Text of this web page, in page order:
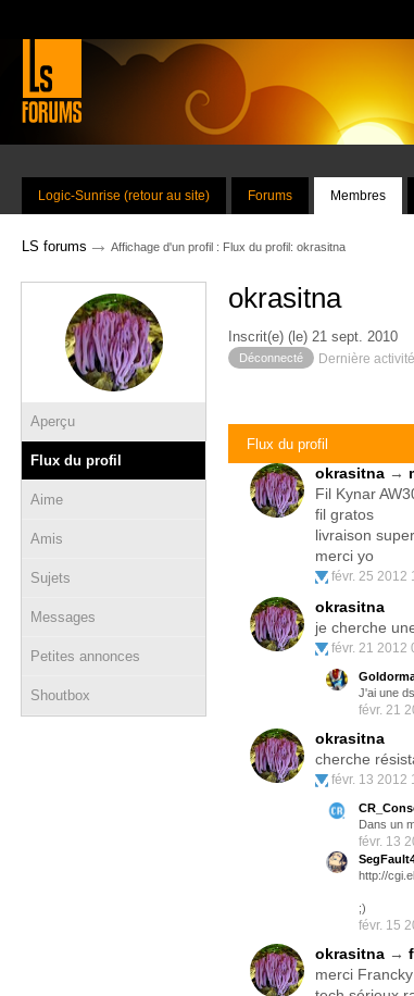
Logic-Sunrise (retour au site) Forums Membres
LS forums → Affichage d'un profil : Flux du profil: okrasitna
Aperçu
Flux du profil
Aime
Amis
Sujets
Messages
Petites annonces
Shoutbox
okrasitna
Inscrit(e) (le) 21 sept. 2010
Déconnecté Dernière
Flux du profil
okrasitna →
Fil Kynar
fil gratos
livraison
merci yo
févr. 25 2012
okrasitna
je cherche
févr. 21 2012
J'ai une
févr. 21
okrasitna
cherche
févr. 13 2012
Dans un
févr. 13
http://
;)
févr. 15
okrasitna →
merci Francky